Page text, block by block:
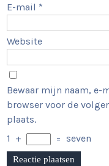
E-mail *
Website
Bewaar mijn naam, e-
browser voor de
plaats.
1 + = seven